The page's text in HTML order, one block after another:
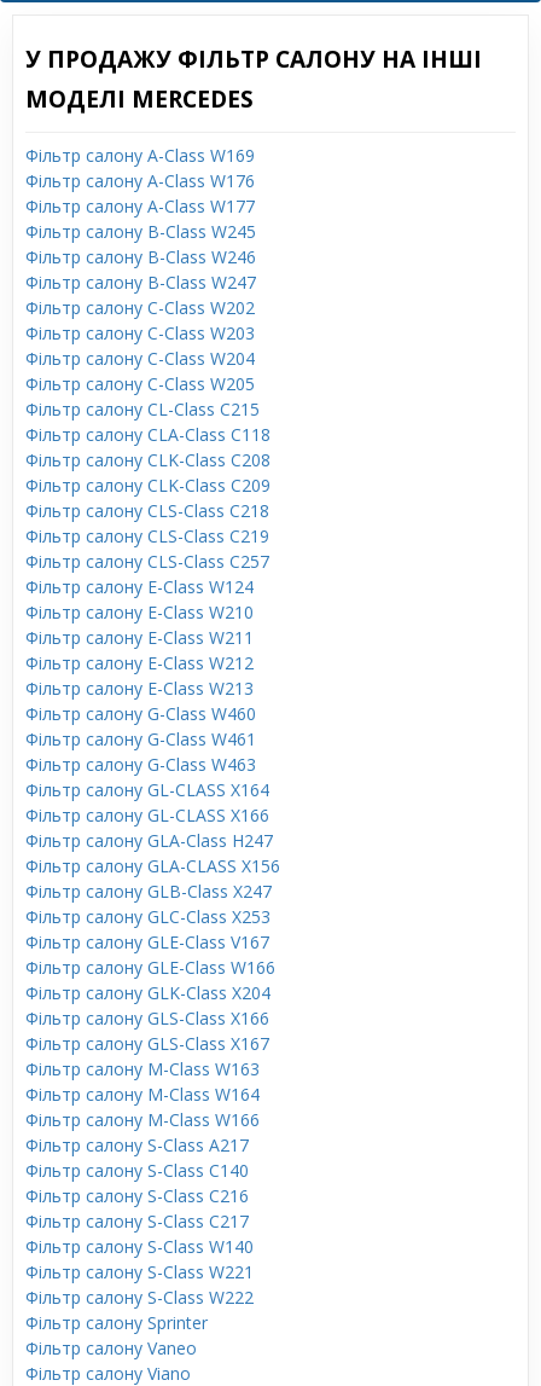
У ПРОДАЖУ ФІЛЬТР САЛОНУ НА ІНШІ
МОДЕЛІ MERCEDES
Фільтр салону A-Class W169
Фільтр салону A-Class W176
Фільтр салону A-Class W177
Фільтр салону B-Class W245
Фільтр салону B-Class W246
Фільтр салону B-Class W247
Фільтр салону C-Class W202
Фільтр салону C-Class W203
Фільтр салону C-Class W204
Фільтр салону C-Class W205
Фільтр салону CL-Class C215
Фільтр салону CLA-Class C118
Фільтр салону CLK-Class C208
Фільтр салону CLK-Class C209
Фільтр салону CLS-Class C218
Фільтр салону CLS-Class C219
Фільтр салону CLS-Class C257
Фільтр салону E-Class W124
Фільтр салону E-Class W210
Фільтр салону E-Class W211
Фільтр салону E-Class W212
Фільтр салону E-Class W213
Фільтр салону G-Class W460
Фільтр салону G-Class W461
Фільтр салону G-Class W463
Фільтр салону GL-CLASS X164
Фільтр салону GL-CLASS X166
Фільтр салону GLA-Class H247
Фільтр салону GLA-CLASS X156
Фільтр салону GLB-Class X247
Фільтр салону GLC-Class X253
Фільтр салону GLE-Class V167
Фільтр салону GLE-Class W166
Фільтр салону GLK-Class X204
Фільтр салону GLS-Class X166
Фільтр салону GLS-Class X167
Фільтр салону M-Class W163
Фільтр салону M-Class W164
Фільтр салону M-Class W166
Фільтр салону S-Class A217
Фільтр салону S-Class C140
Фільтр салону S-Class C216
Фільтр салону S-Class C217
Фільтр салону S-Class W140
Фільтр салону S-Class W221
Фільтр салону S-Class W222
Фільтр салону Sprinter
Фільтр салону Vaneo
Фільтр салону Viano